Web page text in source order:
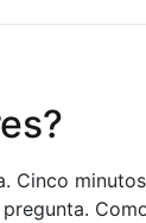
Cinco